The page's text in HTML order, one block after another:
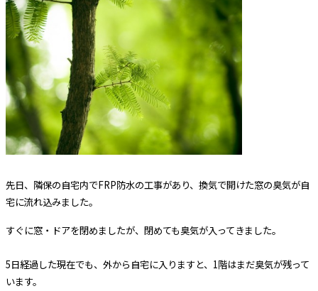
先日、隣保の自宅内でFRP防水の工事があり、換気で開けた窓の臭気が自
宅に流れ込みました。
すぐに窓・ドアを閉めましたが、閉めても臭気が入ってきました。
5日経過した現在でも、外から自宅に入りますと、1階はまだ臭気が残って
います。